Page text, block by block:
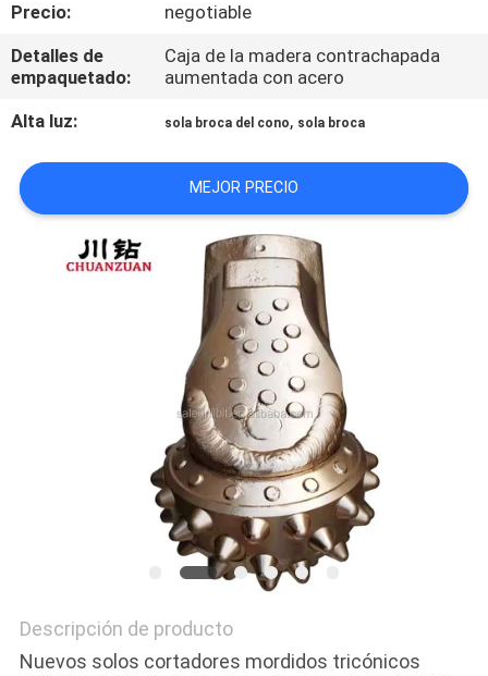
ÉNTRENOS
EN
CONTACTO
CON
PIDA
CITA
Precio:
negotiable
Detalles de
empaquetado:
Caja de la madera contrachapada
aumentada con acero
Alta luz:
sola broca del cono, sola broca
MEJOR PRECIO
Descripción de producto
Nuevos solos cortadores mordidos tricónicos